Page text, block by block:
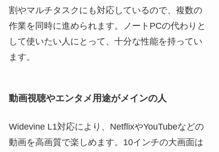
割やマルチタスクにも対応しているので、複数の
作業を同時に進められます。ノートPCの代わりと
して使いたい人にとって、十分な性能を持ってい
ます。
動画視聴やエンタメ用途がメインの人
Widevine L1対応により、NetflixやYouTubeなどの
動画を高画質で楽しめます。10インチの大画面は